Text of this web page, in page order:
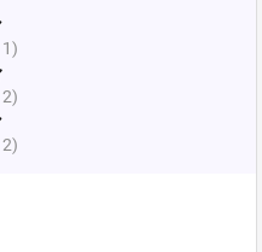
1)
2)
2)